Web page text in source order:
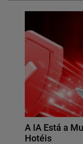
A IA Está a
Hotéis